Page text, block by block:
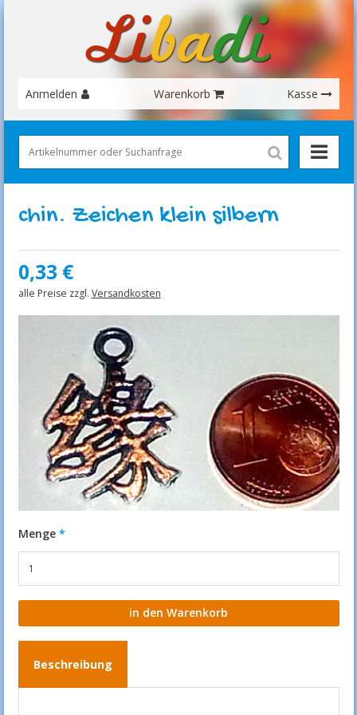
Anmelden Warenkorb Kasse
chin. Zeichen klein silbern
0,33 €
alle Preise zzgl. Versandkosten
Menge
Beschreibung